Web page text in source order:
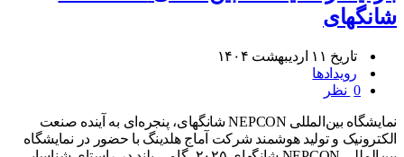
شانگهای
تاریخ ۱۱ اردیبهشت ۱۴۰۴
رویدادها
0 نظر
نمایشگاه بین‌المللی NEPCON شانگهای، پنجره‌ای به آینده صنعت
الکترونیک و تولید هوشمند شرکت آماج هلدینگ با حضور در نمایشگاه